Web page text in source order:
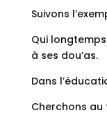
Suivons
Qui
à ses dou’as.
Dans
Cherchons